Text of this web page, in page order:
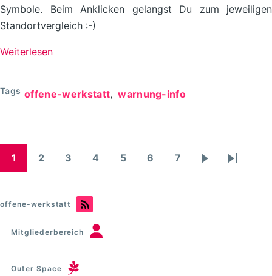
Symbole. Beim Anklicken gelangst Du zum jeweiligen
Standortvergleich :-)
Weiterlesen
FabLab
Tags offene-werkstatt warnung-info
Seitennummerierung
1 2 3 4 5
Taxonomie
6
Taxonomie
7
NächsteLetzte
offene-werkstatt
Mitgliederbereich
Outer Space